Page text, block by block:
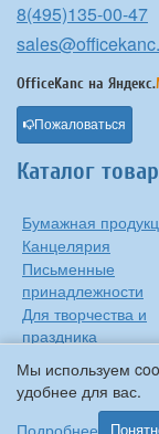
Мы используем
удобнее для вас.
Подробнее
8(495)135-00-47
OfficeKanc на Яндекс.
Пожаловаться
Каталог
Бумажная
Канцелярия
Письменные
принадлежности
Для творчества и
праздника
Оргтехника
Хозтовары